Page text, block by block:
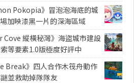
Pokopia》冒泡泡海底的城
加映漆黑一片的深海區域
Cove 縱橫秘灣》海盜城市建設
等要素1.0版極度好評中
Break》四人合作木筏舟動作
並救助掉隊隊友